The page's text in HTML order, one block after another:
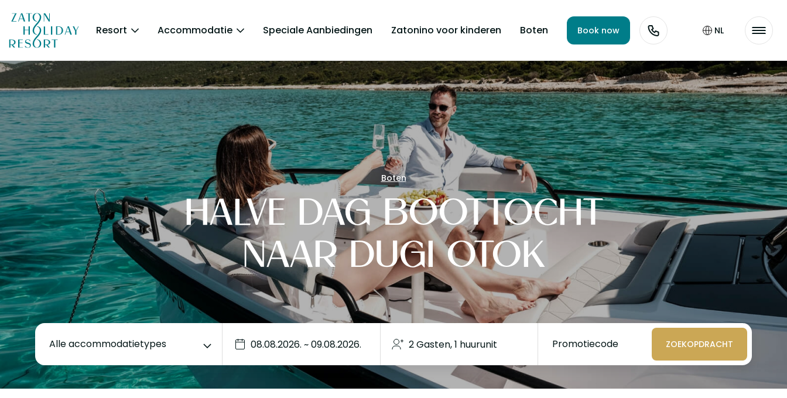
Resort Accommodatie Speciale Aanbiedingen Zatonino voor kinderen Boten Book now NL
Boten
HALVE DAG BOOTTOCHT
NAAR DUGI OTOK
Alle accommodatietypes Promotiecode ZOEKOPDRACHT